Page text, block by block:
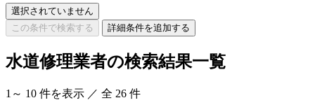
選択されていません
この条件で検索する
詳細条件を追加する
水道修理業者の検索結果一覧
1 ～ 10 件を表示 ／ 全 26 件